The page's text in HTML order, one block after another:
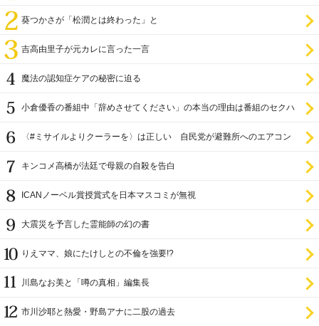
葵つかさが「松潤とは終わった」と
吉高由里子が元カレに言った一言
魔法の認知症ケアの秘密に迫る
小倉優香の番組中「辞めさせてください」の本当の理由は番組のセクハ
〈#ミサイルよりクーラーを〉は正しい 自民党が避難所へのエアコン
キンコメ高橋が法廷で母親の自殺を告白
ICANノーベル賞授賞式を日本マスコミが無視
大震災を予言した霊能師の幻の書
りえママ、娘にたけしとの不倫を強要!?
川島なお美と「噂の真相」編集長
市川沙耶と熱愛・野島アナに二股の過去